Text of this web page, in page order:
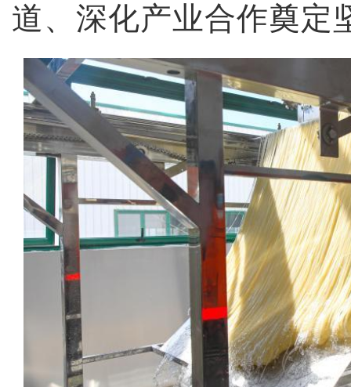
道、深化产业合作奠定